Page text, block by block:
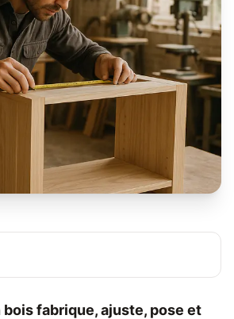
bois fabrique, ajuste, pose et